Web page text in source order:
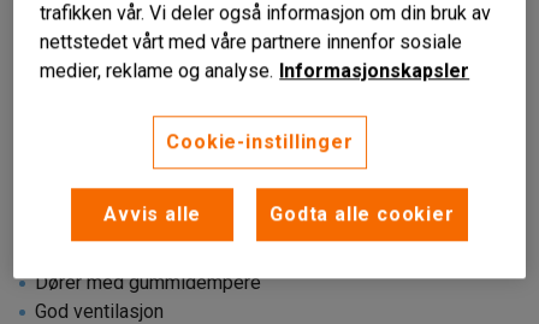
Dører med gummidempere
God ventilasjon
trafikken vår. Vi deler også informasjon om din bruk av
nettstedet vårt med våre partnere innenfor sosiale
medier, reklame og analyse. Informasjonskapsler
Cookie-instillinger
Avvis alle Godta alle cookier